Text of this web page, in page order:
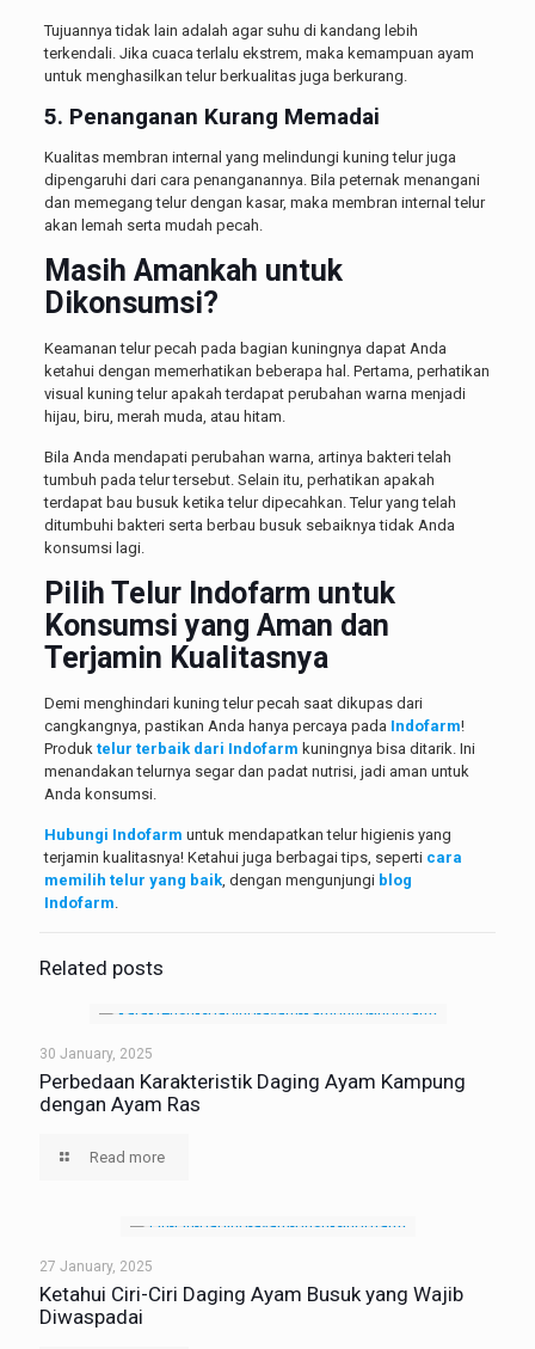
Tujuannya tidak lain adalah agar suhu di kandang lebih
terkendali. Jika cuaca terlalu ekstrem, maka kemampuan ayam
untuk menghasilkan telur berkualitas juga berkurang.
5. Penanganan Kurang Memadai
Kualitas membran internal yang melindungi kuning telur juga
dipengaruhi dari cara penanganannya. Bila peternak menangani
dan memegang telur dengan kasar, maka membran internal telur
akan lemah serta mudah pecah.
Masih Amankah untuk
Dikonsumsi?
Keamanan telur pecah pada bagian kuningnya dapat Anda
ketahui dengan memerhatikan beberapa hal. Pertama, perhatikan
visual kuning telur apakah terdapat perubahan warna menjadi
hijau, biru, merah muda, atau hitam.
Bila Anda mendapati perubahan warna, artinya bakteri telah
tumbuh pada telur tersebut. Selain itu, perhatikan apakah
terdapat bau busuk ketika telur dipecahkan. Telur yang telah
ditumbuhi bakteri serta berbau busuk sebaiknya tidak Anda
konsumsi lagi.
Pilih Telur Indofarm untuk
Konsumsi yang Aman dan
Terjamin Kualitasnya
Demi menghindari kuning telur pecah saat dikupas dari
cangkangnya, pastikan Anda hanya percaya pada Indofarm!
Produk telur terbaik dari Indofarm kuningnya bisa ditarik. Ini
menandakan telurnya segar dan padat nutrisi, jadi aman untuk
Anda konsumsi.
Hubungi Indofarm untuk mendapatkan telur higienis yang
terjamin kualitasnya! Ketahui juga berbagai tips, seperti cara
memilih telur yang baik, dengan mengunjungi blog
Indofarm
Related posts
30 January, 2025
Perbedaan Karakteristik Daging Ayam Kampung
dengan Ayam Ras
Read more
27 January, 2025
Ketahui Ciri-Ciri Daging Ayam Busuk yang Wajib
Diwaspadai